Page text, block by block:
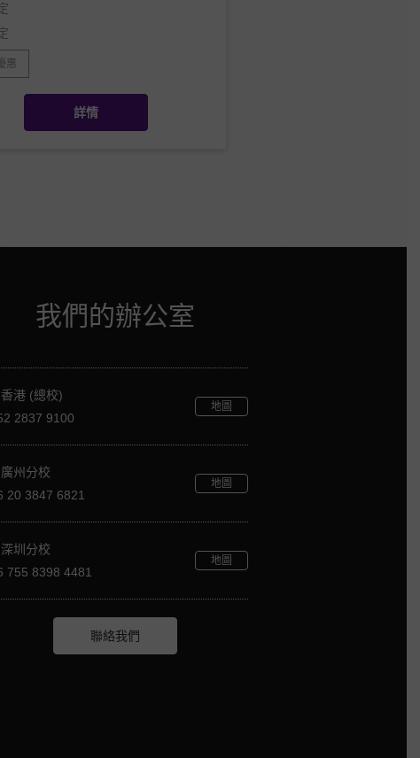
惠
詳情
我們的辦公室
香港 (總校)
2837 9100
地圖
廣州分校
20 3847 6821
地圖
深圳分校
755 8398 4481
地圖
聯絡我們